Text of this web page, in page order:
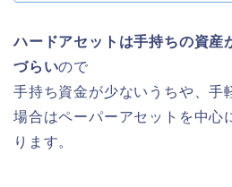
ハードアセットは手持ちの資産
づらいので
手持ち資金が少ないうちや、手
場合はペーパーアセットを中心
ります。